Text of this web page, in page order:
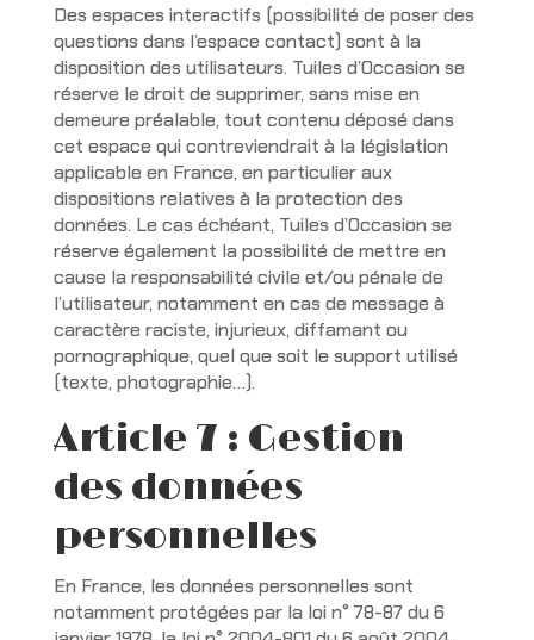
Des espaces interactifs (possibilité de poser des
questions dans l’espace contact) sont à la
disposition des utilisateurs. Tuiles d’Occasion se
réserve le droit de supprimer, sans mise en
demeure préalable, tout contenu déposé dans
cet espace qui contreviendrait à la législation
applicable en France, en particulier aux
dispositions relatives à la protection des
données. Le cas échéant, Tuiles d’Occasion se
réserve également la possibilité de mettre en
cause la responsabilité civile et/ou pénale de
l’utilisateur, notamment en cas de message à
caractère raciste, injurieux, diffamant ou
pornographique, quel que soit le support utilisé
(texte, photographie…).
Article 7 : Gestion
des données
personnelles
En France, les données personnelles sont
notamment protégées par la loi n° 78-87 du 6